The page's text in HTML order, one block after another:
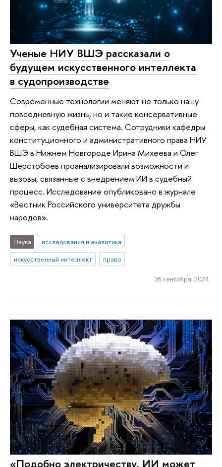
Ученые НИУ ВШЭ рассказали о
будущем искусственного интеллекта
в судопроизводстве
Современные технологии меняют не только нашу
повседневную жизнь, но и такие консервативные
сферы, как судебная система. Сотрудники кафедры
конституционного и административного права НИУ
ВШЭ в Нижнем Новгороде Ирина Михеева и Олег
Шерстобоев проанализировали возможности и
вызовы, связанные с внедрением ИИ в судебный
процесс. Исследование опубликовано в журнале
«Вестник Российского университета дружбы
народов».
Наука
исследования и аналитика
искусственный интеллект
право
26 сентября 2024
«Подобно электричеству, ИИ может